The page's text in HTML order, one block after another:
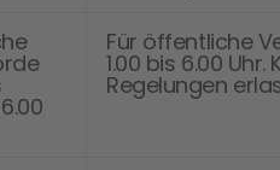
Für öffentliche
1.00 bis 6.00
Regelungen